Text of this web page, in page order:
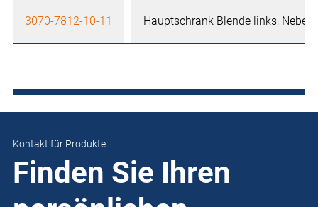
3070-7812-10-11 Hauptschrank Blende links,
Kontakt für Produkte
Finden Sie Ihren